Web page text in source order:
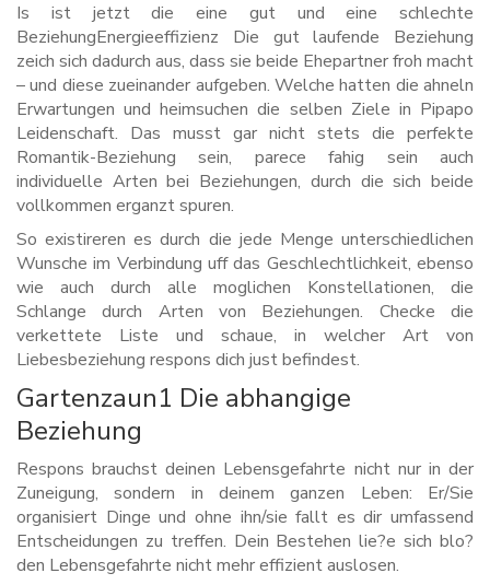
Is ist jetzt die eine gut und eine schlechte
BeziehungEnergieeffizienz Die gut laufende Beziehung
zeich sich dadurch aus, dass sie beide Ehepartner froh macht
– und diese zueinander aufgeben. Welche hatten die ahneln
Erwartungen und heimsuchen die selben Ziele in Pipapo
Leidenschaft. Das musst gar nicht stets die perfekte
Romantik-Beziehung sein, parece fahig sein auch
individuelle Arten bei Beziehungen, durch die sich beide
vollkommen erganzt spuren.
So existireren es durch die jede Menge unterschiedlichen
Wunsche im Verbindung uff das Geschlechtlichkeit, ebenso
wie auch durch alle moglichen Konstellationen, die
Schlange durch Arten von Beziehungen. Checke die
verkettete Liste und schaue, in welcher Art von
Liebesbeziehung respons dich just befindest.
Gartenzaun1 Die abhangige
Beziehung
Respons brauchst deinen Lebensgefahrte nicht nur in der
Zuneigung, sondern in deinem ganzen Leben: Er/Sie
organisiert Dinge und ohne ihn/sie fallt es dir umfassend
Entscheidungen zu treffen. Dein Bestehen lie?e sich blo?
den Lebensgefahrte nicht mehr effizient auslosen.